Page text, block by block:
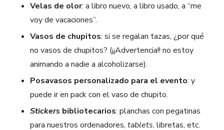
Velas de olor: a libro nuevo, a libro usado, a “me
voy de vacaciones”.
Vasos de chupitos: si se regalan tazas, ¿por qué
no vasos de chupitos? (¡¡Advertencia!! no estoy
animando a nadie a alcoholizarse).
Posavasos personalizado para el evento: y
puede ir en pack con el vaso de chupito.
Stickers bibliotecarios: planchas con pegatinas
para nuestros ordenadores, tablets, libretas, etc.